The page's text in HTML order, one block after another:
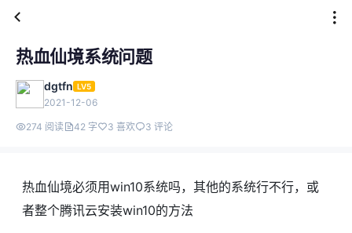
热血仙境系统问题
dgtfn LV5
2021-12-06
274 阅读 42 字 3 喜欢 3 评论
热血仙境必须用win10系统吗，其他的系统行不行，或
者整个腾讯云安装win10的方法